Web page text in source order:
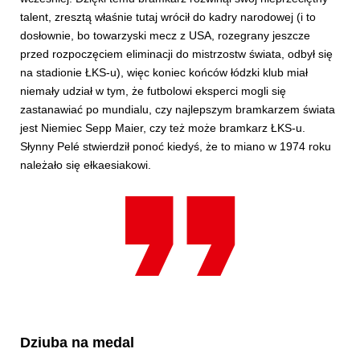
talent, zresztą właśnie tutaj wrócił do kadry narodowej (i to
dosłownie, bo towarzyski mecz z USA, rozegrany jeszcze
przed rozpoczęciem eliminacji do mistrzostw świata, odbył się
na stadionie ŁKS-u), więc koniec końców łódzki klub miał
niemały udział w tym, że futbolowi eksperci mogli się
zastanawiać po mundialu, czy najlepszym bramkarzem świata
jest Niemiec Sepp Maier, czy też może bramkarz ŁKS-u.
Słynny Pelé stwierdził ponoć kiedyś, że to miano w 1974 roku
należało się ełkaesiakowi.
Dziuba na medal